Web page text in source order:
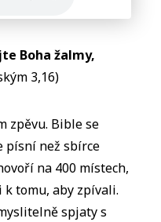
Boha žalmy,
3,16)
zpěvu. Bible se
písní než sbírce
na 400 místech,
tomu, aby zpívali.
spjaty s